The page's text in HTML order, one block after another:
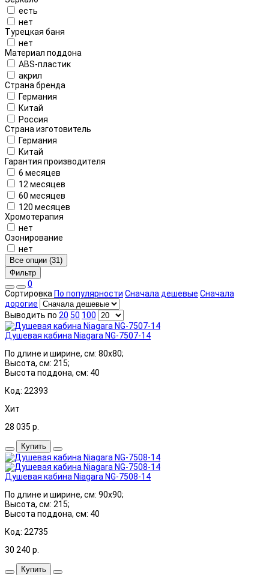
есть
нет
Турецкая баня
нет
Материал поддона
ABS-пластик
акрил
Страна бренда
Германия
Китай
Россия
Страна изготовитель
Германия
Китай
Гарантия производителя
6 месяцев
12 месяцев
60 месяцев
120 месяцев
Хромотерапия
нет
Озонирование
нет
Все опции (31)
Фильтр
0
Сортировка По популярности Сначала дешевые Сначала
дорогие
Выводить по 20 50 100
Душевая кабина Niagara NG-7507-14
По длине и ширине, см: 80x80;
Высота, см: 215;
Высота поддона, см: 40
Код: 22393
Хит
28 035 р.
Купить
Душевая кабина Niagara NG-7508-14
По длине и ширине, см: 90x90;
Высота, см: 215;
Высота поддона, см: 40
Код: 22735
30 240 р.
Купить